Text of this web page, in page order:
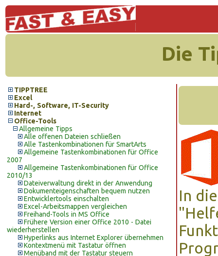
Die
TIPPTREE
Excel
Hard-, Software, IT-Security
Internet
Office-Tools
Allgemeine Tipps
Alle offenen Dateien schließen
Alle Tastenkombinationen für SmartArts
Allgemeine Tastenkombinationen für Office
2007
Allgemeine Tastenkombinationen für Office
2010/13
Dateiverwaltung direkt in der Anwendung
Dokumenteigenschaften bequem nutzen
Entwicklertools einschalten
Excel-Arbeitsmappen vergleichen
Freihand-Tools in MS Office
Frühere Version einer Office 2010 - Datei
wiederherstellen
Hyperlinks aus Internet Explorer übernehmen
Kontextmenü mit Tastatur öffnen
Menüband mit der Tastatur steuern
In